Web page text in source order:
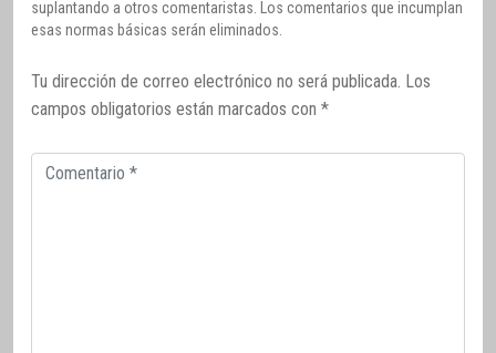
suplantando a otros comentaristas. Los comentarios que incumplan
esas normas básicas serán eliminados.
Tu dirección de correo electrónico no será publicada. Los
campos obligatorios están marcados con *
Comentario